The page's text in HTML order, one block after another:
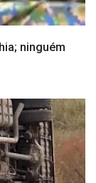
ninguém